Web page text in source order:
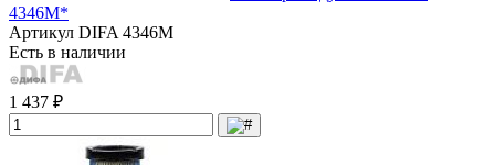
4346М*
Артикул DIFA 4346М
Есть в наличии
1 437 ₽